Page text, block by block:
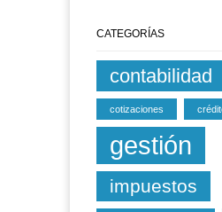
CATEGORÍAS
contabilidad
cotizaciones
gestión
impuestos